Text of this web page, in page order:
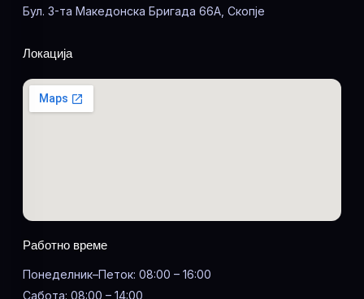
Бул. 3-та Македонска Бригада 66А, Скопје
Локација
Работно време
Понеделник–Петок: 08:00 – 16:00
Сабота: 08:00 – 14:00